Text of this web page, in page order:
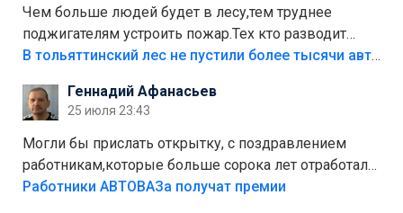
Чем больше людей будет в лесу,тем труднее
поджигателям устроить пожар.Тех кто разводит
костры,тех надо безбожно штрафовать.Камер полно
Штрафы мизерные.
В тольяттинский лес не пустили более тысячи автомобилей
Геннадий Афанасьев
25 июля 23:43
Могли бы прислать открытку, с поздравлением
работникам,которые больше сорока лет отработали
на предприятии.
Работники АВТОВАЗа получат премии